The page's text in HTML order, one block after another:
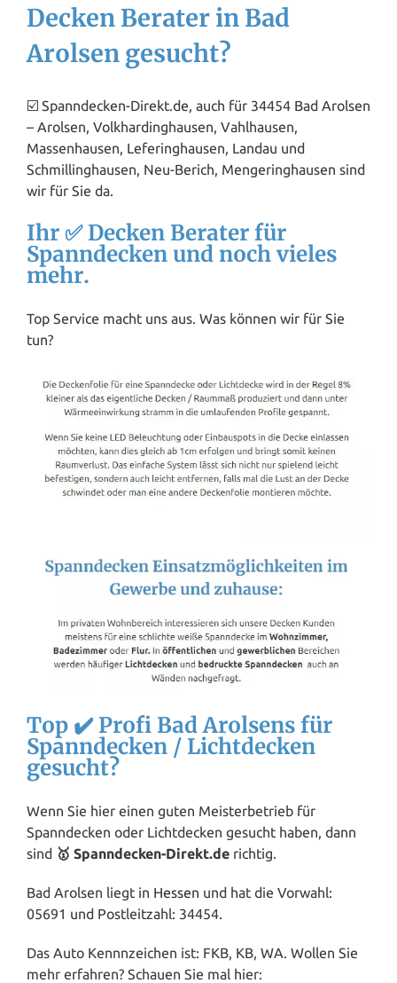
Decken Berater in Bad
Arolsen gesucht?
☑️ Spanndecken-Direkt.de, auch für 34454 Bad Arolsen
– Arolsen, Volkhardinghausen, Vahlhausen,
Massenhausen, Leferinghausen, Landau und
Schmillinghausen, Neu-Berich, Mengeringhausen sind
wir für Sie da.
Ihr ✅ Decken Berater für
Spanndecken und noch vieles
mehr.
Top Service macht uns aus. Was können wir für Sie
tun?
Top ✔️ Profi Bad Arolsens für
Spanndecken / Lichtdecken
gesucht?
Wenn Sie hier einen guten Meisterbetrieb für
Spanndecken oder Lichtdecken gesucht haben, dann
sind 🥇 Spanndecken-Direkt.de richtig.
Bad Arolsen liegt in Hessen und hat die Vorwahl:
05691 und Postleitzahl: 34454.
Das Auto Kennnzeichen ist: FKB, KB, WA. Wollen Sie
mehr erfahren? Schauen Sie mal hier: